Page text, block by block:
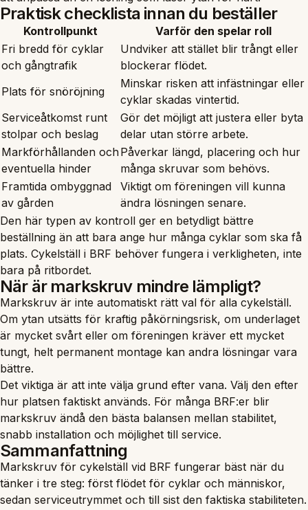
Praktisk checklista innan du beställer
Kontrollpunkt
Varför den spelar roll
Fri bredd för cyklar
och gångtrafik
Undviker att stället blir trångt eller
blockerar flödet.
Plats för snöröjning
Minskar risken att infästningar eller
cyklar skadas vintertid.
Serviceåtkomst runt
stolpar och beslag
Gör det möjligt att justera eller byta
delar utan större arbete.
Markförhållanden och
eventuella hinder
Påverkar längd, placering och hur
många skruvar som behövs.
Framtida ombyggnad
av gården
Viktigt om föreningen vill kunna
ändra lösningen senare.
Den här typen av kontroll ger en betydligt bättre
beställning än att bara ange hur många cyklar som ska få
plats. Cykelställ i BRF behöver fungera i verkligheten, inte
bara på ritbordet.
När är markskruv mindre lämpligt?
Markskruv är inte automatiskt rätt val för alla cykelställ.
Om ytan utsätts för kraftig påkörningsrisk, om underlaget
är mycket svårt eller om föreningen kräver ett mycket
tungt, helt permanent montage kan andra lösningar vara
bättre.
Det viktiga är att inte välja grund efter vana. Välj den efter
hur platsen faktiskt används. För många BRF:er blir
markskruv ändå den bästa balansen mellan stabilitet,
snabb installation och möjlighet till service.
Sammanfattning
Markskruv för cykelställ vid BRF fungerar bäst när du
tänker i tre steg: först flödet för cyklar och människor,
sedan serviceutrymmet och till sist den faktiska stabiliteten.